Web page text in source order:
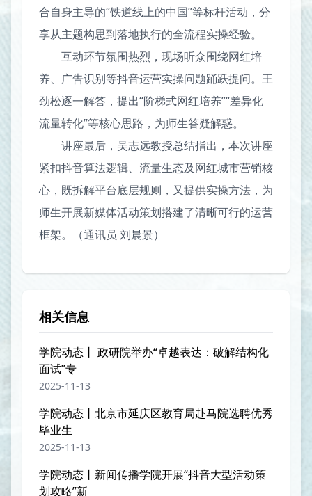
合自身主导的“铁道线上的中国”等标杆活动，分
享从主题构思到落地执行的全流程实操经验。
互动环节氛围热烈，现场听众围绕网红培
养、广告识别等抖音运营实操问题踊跃提问。王
劲松逐一解答，提出“阶梯式网红培养”“差异化
流量转化”等核心思路，为师生答疑解惑。
讲座最后，吴志远教授总结指出，本次讲座
紧扣抖音算法逻辑、流量生态及网红城市营销核
心，既拆解平台底层规则，又提供实操方法，为
师生开展新媒体活动策划搭建了清晰可行的运营
框架。（通讯员 刘晨景）
相关信息
学院动态丨 政研院举办“卓越表达：破解结构化
面试”专
2025-11-13
学院动态丨北京市延庆区教育局赴马院选聘优秀
毕业生
2025-11-13
学院动态丨新闻传播学院开展“抖音大型活动策
划攻略”新